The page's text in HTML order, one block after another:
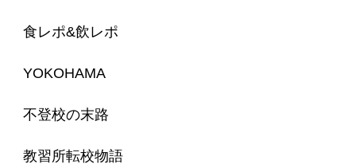
食レポ&飲レポ
YOKOHAMA
不登校の末路
教習所転校物語